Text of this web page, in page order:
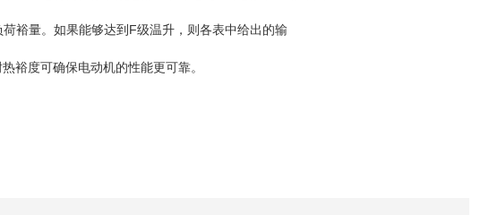
裕量。如果能够达到F级温升，则各表中给出的输
裕度可确保电动机的性能更可靠。